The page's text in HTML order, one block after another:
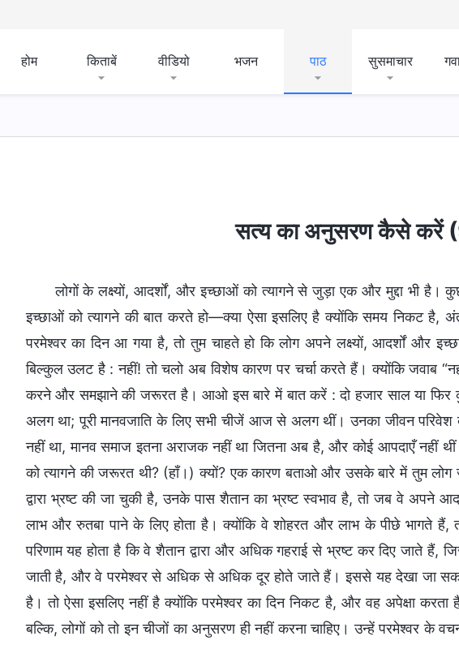
होम किताबें वीडियो भजन पाठ सुसमाचार
सत्य का अनुसरण कैसे करें
लोगों के लक्ष्यों, आदर्शों, और इच्छाओं को त्यागने से जुड़ा एक और मुद्दा भी है।
इच्छाओं को त्यागने की बात करते हो—क्या ऐसा इसलिए है क्योंकि समय निकट
परमेश्वर का दिन आ गया है, तो तुम चाहते हो कि लोग अपने लक्ष्यों, आदर्शों और
बिल्कुल उलट है : नहीं! तो चलो अब विशेष कारण पर चर्चा करते हैं। क्योंकि जवाब
करने और समझाने की जरूरत है। आओ इस बारे में बात करें : दो हजार साल या
अलग था; पूरी मानवजाति के लिए सभी चीजें आज से अलग थीं। उनका जीवन
नहीं था, मानव समाज इतना अराजक नहीं था जितना अब है, और कोई आपदाएँ नहीं
को त्यागने की जरूरत थी? (हाँ।) क्यों? एक कारण बताओ और उसके बारे में तुम लोग
द्वारा भ्रष्ट की जा चुकी है, उनके पास शैतान का भ्रष्ट स्वभाव है, तो जब वे
लाभ और रुतबा पाने के लिए होता है। क्योंकि वे शोहरत और लाभ के पीछे
परिणाम यह होता है कि वे शैतान द्वारा और अधिक गहराई से भ्रष्ट कर दिए जाते हैं,
जाती है, और वे परमेश्वर से अधिक से अधिक दूर होते जाते हैं। इससे यह देखा जा
है। तो ऐसा इसलिए नहीं है क्योंकि परमेश्वर का दिन निकट है, और वह अपेक्षा
बल्कि, लोगों को तो इन चीजों का अनुसरण ही नहीं करना चाहिए। उन्हें परमेश्वर के